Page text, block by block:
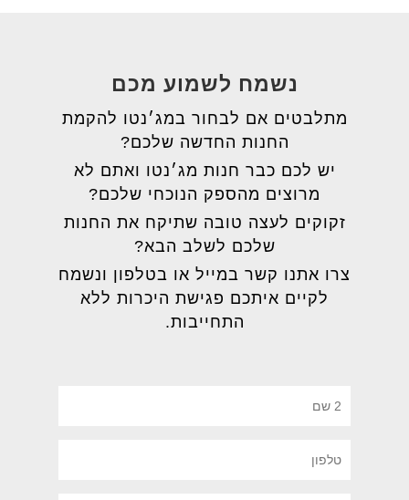
נשמח לשמוע מכם
מתלבטים אם לבחור במג׳נטו להקמת
החנות החדשה שלכם?
יש לכם כבר חנות מג׳נטו ואתם לא
מרוצים מהספק הנוכחי שלכם?
זקוקים לעצה טובה שתיקח את החנות
שלכם לשלב הבא?
צרו אתנו קשר במייל או בטלפון ונשמח
לקיים איתכם פגישת היכרות ללא
התחייבות.